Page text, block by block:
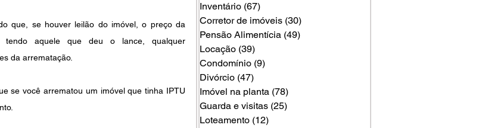
que, se houver leilão do imóvel, o preço da
aquele que deu o lance, qualquer
da arrematação.
se você arrematou um imóvel que tinha IPTU
Inventário (67)
Corretor de imóveis (30)
Pensão Alimentícia (49)
Locação (39)
Condomínio (9)
Divórcio (47)
Imóvel na planta (78)
Guarda e visitas (25)
Loteamento (12)